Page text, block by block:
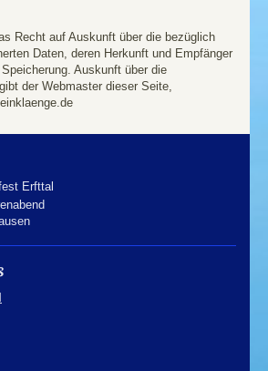
Recht auf Auskunft über die bezüglich
Daten, deren Herkunft und Empfänger
Auskunft über die
der Webmaster dieser Seite,
Erfttal